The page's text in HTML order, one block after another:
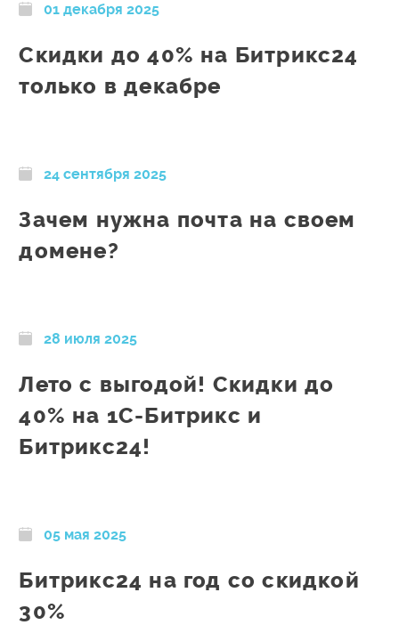
01 декабря 2025
Скидки до 40% на Битрикс24
только в декабре
24 сентября 2025
Зачем нужна почта на своем
домене?
28 июля 2025
Лето с выгодой! Скидки до
40% на 1С-Битрикс и
Битрикс24!
05 мая 2025
Битрикс24 на год со скидкой
30%